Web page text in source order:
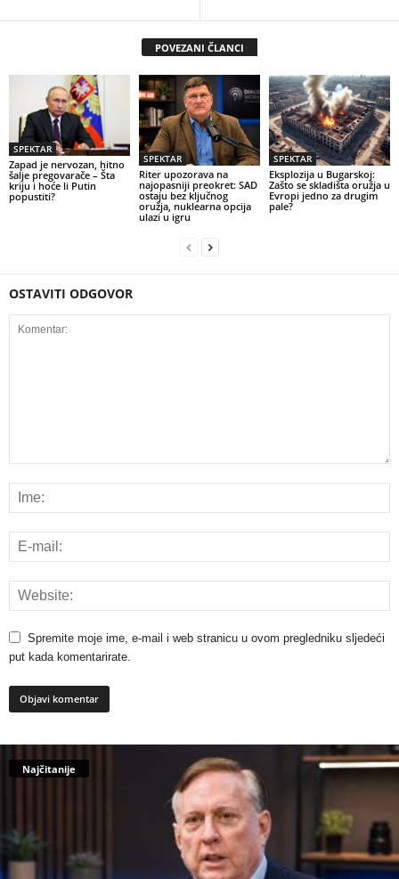
POVEZANI ČLANCI
SPEKTAR
Zapad je nervozan, hitno
šalje pregovarače – Šta
kriju i hoće li Putin
popustiti?
SPEKTAR
Riter upozorava na
najopasniji preokret: SAD
ostaju bez ključnog
oružja, nuklearna opcija
ulazi u igru
SPEKTAR
Eksplozija u Bugarskoj:
Zašto se skladišta oružja u
Evropi jedno za drugim
pale?
OSTAVITI ODGOVOR
Spremite moje ime, e-mail i web stranicu u ovom pregledniku sljedeći
put kada komentarirate.
Najčitanije